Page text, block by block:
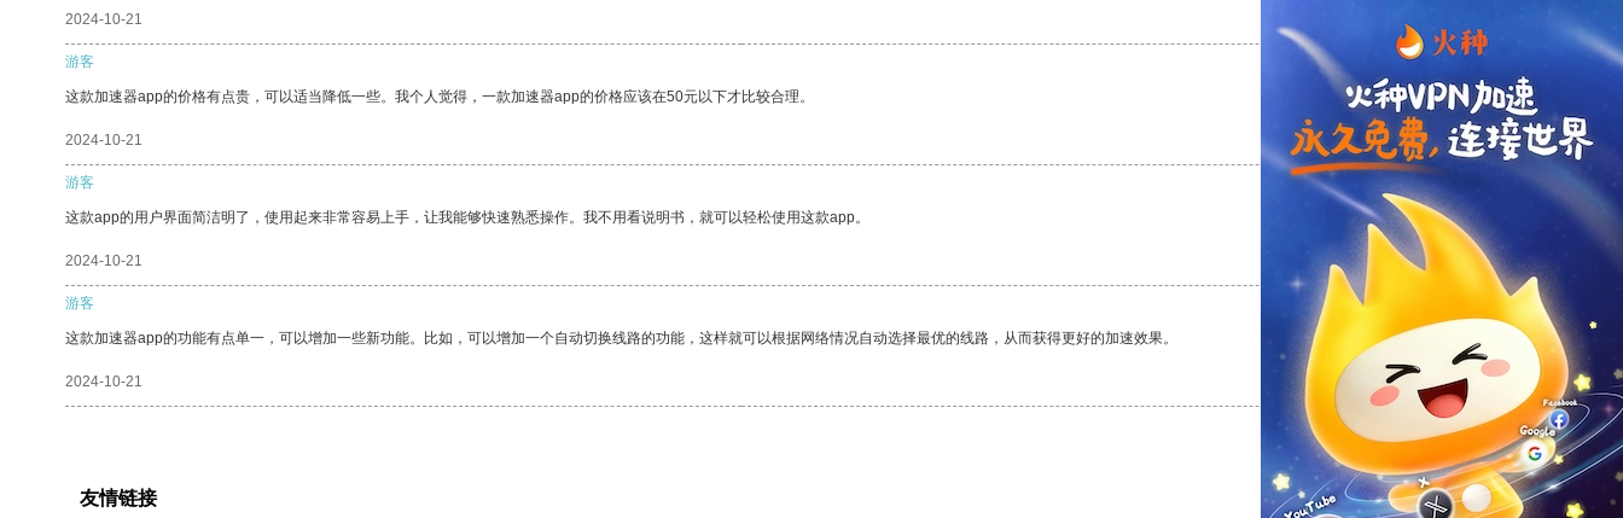
2024-10-21
游客
这款加速器app的价格有点贵，可以适当降低一些。我个人觉得，一款加速器app的价格应该在50元以下才比较合理。
2024-10-21 支持 [0] 反对[0]
游客
这款app的用户界面简洁明了，使用起来非常容易上手，让我能够快速熟悉操作。我不用看说明书，就可以轻松使用这款app。
2024-10-21 支持[0] 反对
游客
这款加速器app的功能有点单一，可以增加一些新功能。比如，可以增加一个自动切换线路的功能，这样就可以根据网络情况自动选择最优的线路，从而获得更好的加速效果。
2024-10-21 支持[0] 反对[0]
友情链接